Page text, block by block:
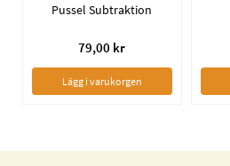
Pussel Subtraktion
79,00 kr
Lägg i varukorgen